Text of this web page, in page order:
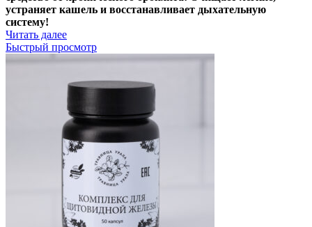
устраняет кашель и восстанавливает дыхательную
систему!
Читать далее
Быстрый просмотр